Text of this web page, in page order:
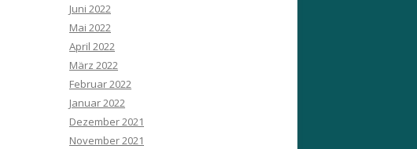
Juni 2022
Mai 2022
April 2022
März 2022
Februar 2022
Januar 2022
Dezember 2021
November 2021